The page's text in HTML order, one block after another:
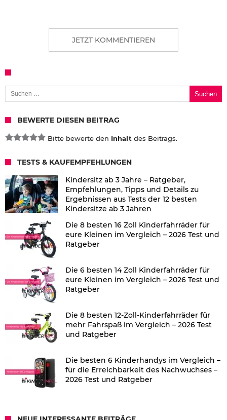
JETZT KOMMENTIEREN
Suchen nach:
BEWERTE DIESEN BEITRAG
Bitte bewerte den Inhalt des Beitrags.
TESTS & KAUFEMPFEHLUNGEN
Kindersitz ab 3 Jahre – Ratgeber,
Empfehlungen, Tipps und Details zu
Ergebnissen aus Tests der 12 besten
Kindersitze ab 3 Jahren
Die 8 besten 16 Zoll Kinderfahrräder für
eure Kleinen im Vergleich – 2026 Test und
Ratgeber
Die 6 besten 14 Zoll Kinderfahrräder für
eure Kleinen im Vergleich – 2026 Test und
Ratgeber
Die 8 besten 12-Zoll-Kinderfahrräder für
mehr Fahrspaß im Vergleich – 2026 Test
und Ratgeber
Die besten 6 Kinderhandys im Vergleich –
für die Erreichbarkeit des Nachwuchses –
2026 Test und Ratgeber